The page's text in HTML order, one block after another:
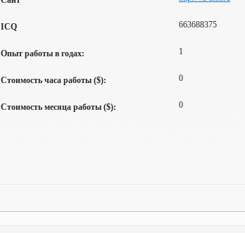
ICQ 663688375
Опыт работы в годах: 1
Стоимость часа работы ($): 0
Стоимость месяца работы ($): 0